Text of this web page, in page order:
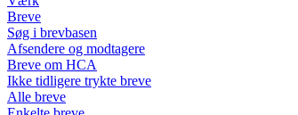
Breve
Søg i brevbasen
Afsendere og modtagere
Breve om HCA
Ikke tidligere trykte breve
Alle breve